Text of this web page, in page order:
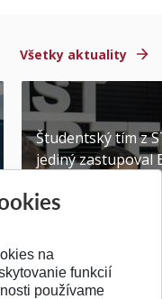
Všetky aktuality
Študentský tím z
jediný zastupoval
Publikované
na
funkcií
používame